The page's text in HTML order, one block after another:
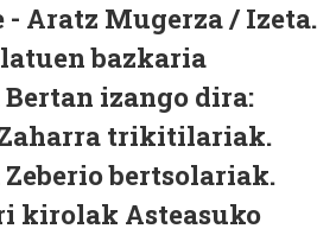
Aratz Mugerza / Izeta.
bazkaria
izango dira:
Zaharra trikitilariak.
bertsolariak.
kirolak Asteasuko